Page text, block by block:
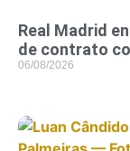
Real Madrid
de contrato
06/08/2026